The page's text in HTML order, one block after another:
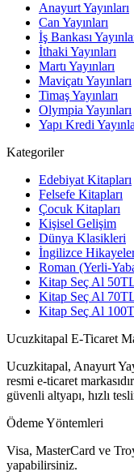
Anayurt Yayınları
Can Yayınları
İş Bankası
İthaki Yayınları
Martı Yayınları
Maviçatı Yayınları
Timaş Yayınları
Olympia Yayınları
Yapı Kredi
Kategoriler
Edebiyat Kitapları
Felsefe Kitapları
Çocuk Kitapları
Kişisel Gelişim
Dünya Klasikleri
İngilizce
Roman (Yerli-
Kitap Seç Al
Kitap Seç Al
Kitap Seç Al
Ucuzkitapal E-Ticaret
Ucuzkitapal, Anayurt
resmi e-ticaret
güvenli altyapı, hızlı
Ödeme Yöntemleri
Visa, MasterCard ve
yapabilirsiniz.